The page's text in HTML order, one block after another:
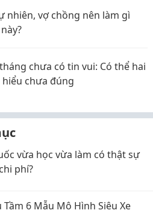
nhiên, vợ chồng nên làm gì
chưa có tin vui: Có thể hai
chưa đúng
vừa học vừa làm có thật sự
phí?
Tầm 6 Mẫu Mô Hình Siêu Xe